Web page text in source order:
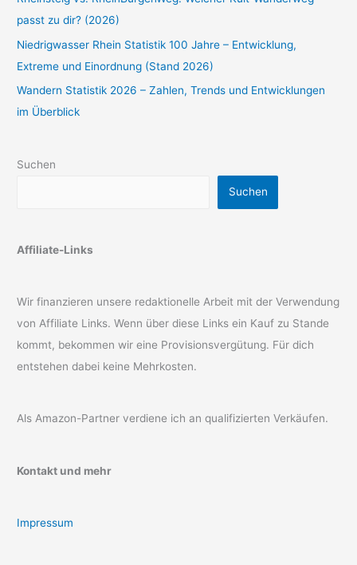
passt zu dir? (2026)
Niedrigwasser Rhein Statistik 100 Jahre – Entwicklung,
Extreme und Einordnung (Stand 2026)
Wandern Statistik 2026 – Zahlen, Trends und Entwicklungen
im Überblick
Suchen
Suchen
Affiliate-Links
Wir finanzieren unsere redaktionelle Arbeit mit der Verwendung
von Affiliate Links. Wenn über diese Links ein Kauf zu Stande
kommt, bekommen wir eine Provisionsvergütung. Für dich
entstehen dabei keine Mehrkosten.
Als Amazon-Partner verdiene ich an qualifizierten Verkäufen.
Kontakt und mehr
Impressum